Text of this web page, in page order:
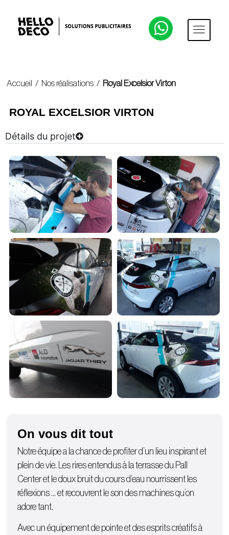
Accueil / Nos réalisations / Royal Excelsior Virton
ROYAL EXCELSIOR VIRTON
Détails du projet
On vous dit tout
Notre équipe a la chance de profiter d’un lieu inspirant et
plein de vie. Les rires entendus à la terrasse du Pall
Center et le doux bruit du cours d’eau nourrissent les
réflexions … et recouvrent le son des machines qu’on
adore tant.
Avec un équipement de pointe et des esprits créatifs à